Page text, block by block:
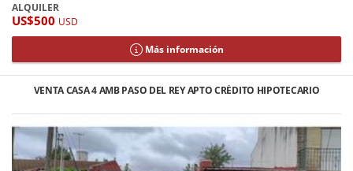
ALQUILER
US$500 USD
Más información
VENTA CASA 4 AMB PASO DEL REY APTO CRÉDITO HIPOTECARIO